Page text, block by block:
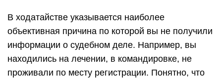
В ходатайстве указывается наиболее
объективная причина по которой вы не получили
информации о судебном деле. Например, вы
находились на лечении, в командировке, не
проживали по месту регистрации. Понятно, что